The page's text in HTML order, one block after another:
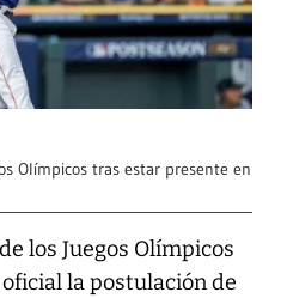
Olímpicos tras estar presente en
los Juegos Olímpicos
la postulación de